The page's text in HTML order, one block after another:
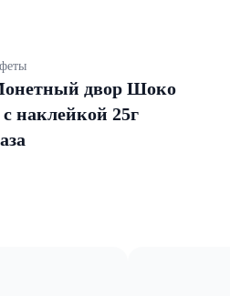
двор Шоко
наклейкой 25г